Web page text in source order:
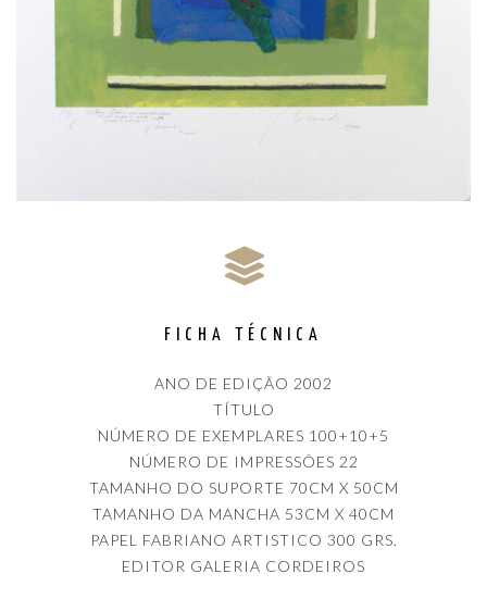
FICHA TÉCNICA
ANO DE EDIÇÃO 2002
TÍTULO
NÚMERO DE EXEMPLARES 100+10+5
NÚMERO DE IMPRESSÕES 22
TAMANHO DO SUPORTE 70CM X 50CM
TAMANHO DA MANCHA 53CM X 40CM
PAPEL FABRIANO ARTISTICO 300 GRS.
EDITOR GALERIA CORDEIROS